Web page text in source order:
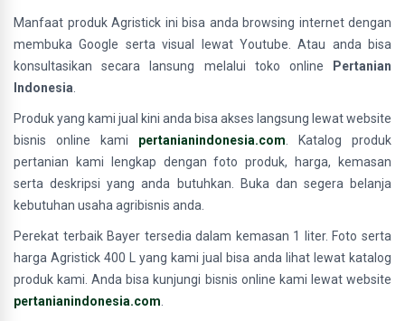
Manfaat produk Agristick ini bisa anda browsing internet dengan
membuka Google serta visual lewat Youtube. Atau anda bisa
konsultasikan secara lansung melalui toko online
Pertanian
Indonesia
Produk yang kami jual kini anda bisa akses langsung lewat website
bisnis online kami pertanianindonesia.com . Katalog produk
pertanian kami lengkap dengan foto produk, harga, kemasan
serta deskripsi yang anda butuhkan. Buka dan segera belanja
kebutuhan usaha agribisnis anda.
Perekat terbaik Bayer tersedia dalam kemasan 1 liter. Foto serta
harga Agristick 400 L yang kami jual bisa anda lihat lewat katalog
produk kami. Anda bisa kunjungi bisnis online kami lewat website
pertanianindonesia.com